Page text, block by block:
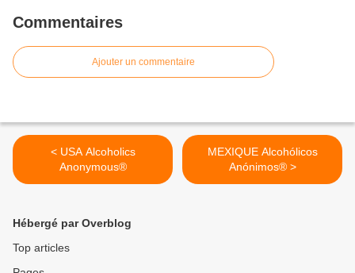
Commentaires
Ajouter un commentaire
< USA Alcoholics
Anonymous®
MEXIQUE Alcohólicos
Anónimos® >
Hébergé par Overblog
Top articles